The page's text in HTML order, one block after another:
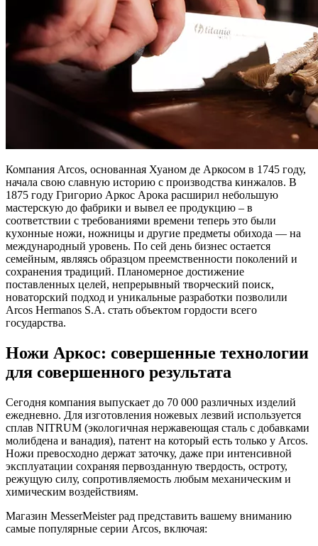
Компания Arcos, основанная Хуаном де Аркосом в 1745 году,
начала свою славную историю с производства кинжалов. В
1875 году Григорио Аркос Арока расширил небольшую
мастерскую до фабрики и вывел ее продукцию – в
соответствии с требованиями времени теперь это были
кухонные ножи, ножницы и другие предметы обихода — на
международный уровень. По сей день бизнес остается
семейным, являясь образцом преемственности поколений и
сохранения традиций. Планомерное достижение
поставленных целей, непрерывный творческий поиск,
новаторский подход и уникальные разработки позволили
Arcos Hermanos S.A. стать объектом гордости всего
государства.
Ножи Аркос: совершенные технологии
для совершенного результата
Сегодня компания выпускает до 70 000 различных изделий
ежедневно. Для изготовления ножевых лезвий используется
сплав NITRUM (экологичная нержавеющая сталь с добавками
молибдена и ванадия), патент на который есть только у Arcos.
Ножи превосходно держат заточку, даже при интенсивной
эксплуатации сохраняя первозданную твердость, остроту,
режущую силу, сопротивляемость любым механическим и
химическим воздействиям.
Магазин MesserMeister рад представить вашему вниманию
самые популярные серии Arcos, включая: